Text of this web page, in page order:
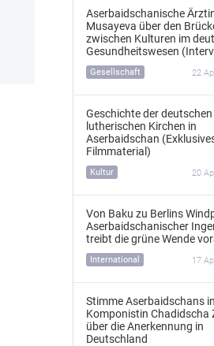
Aserbaidschanische
Musayeva über den
zwischen Kulturen im
Gesundheitswesen
Gesellschaft 22
Geschichte der deutschen
lutherischen Kirchen in
Aserbaidschan
Filmmaterial)
Kultur 20
Von Baku zu Berlins
Aserbaidschanischer
treibt die grüne Wende
International 17
Stimme Aserbaidschans
Komponistin Chadidscha
über die Anerkennung in
Deutschland